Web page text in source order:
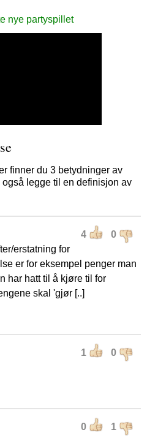
nye partyspillet
finner du 3 betydninger av
legge til en definisjon av
4 0
erstatning for
er for eksempel penger man
har hatt til å kjøre til for
skal 'gjør [..]
1 0
0 1